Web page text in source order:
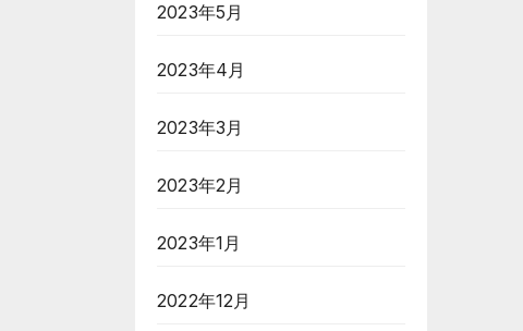
2023年5月
2023年4月
2023年3月
2023年2月
2023年1月
2022年12月